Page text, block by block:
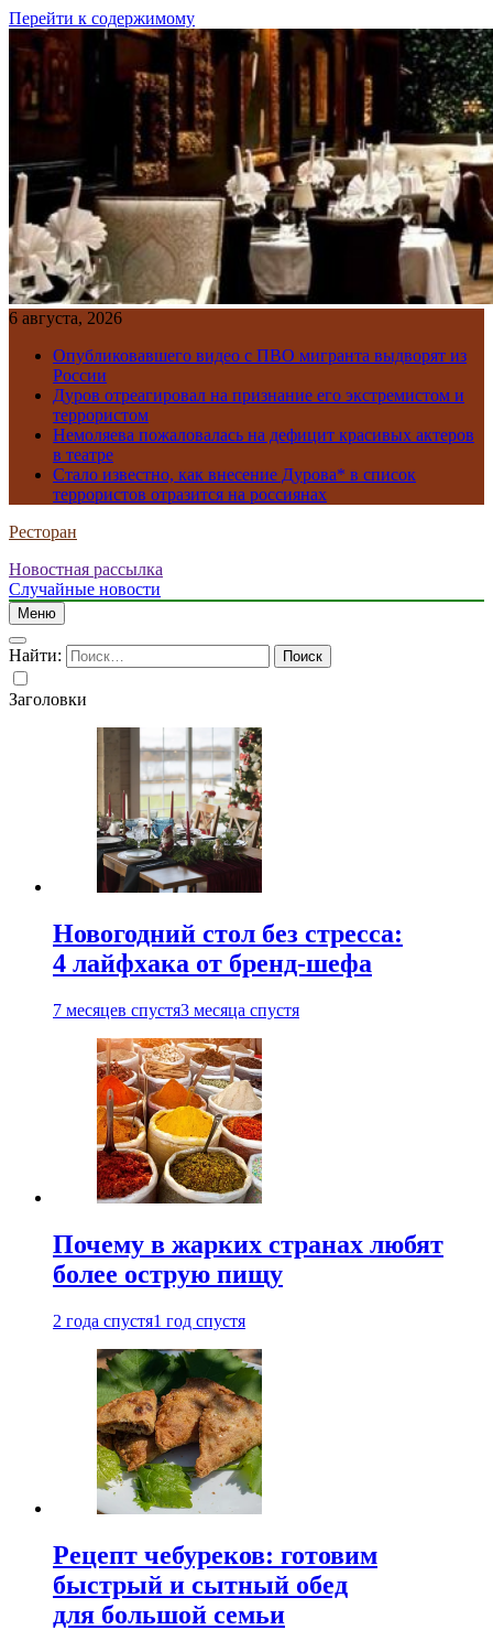
Перейти к содержимому
6 августа, 2026
Опубликовавшего видео с ПВО мигранта выдворят из
России
Дуров отреагировал на признание его экстремистом и
террористом
Немоляева пожаловалась на дефицит красивых актеров
в театре
Стало известно, как внесение Дурова* в список
террористов отразится на россиянах
Ресторан
Новостная рассылка
Случайные новости
Меню
Найти:
Заголовки
Новогодний стол без стресса:
4 лайфхака от бренд-шефа
7 месяцев спустя3 месяца спустя
Почему в жарких странах любят
более острую пищу
2 года спустя1 год спустя
Рецепт чебуреков: готовим
быстрый и сытный обед
для большой семьи